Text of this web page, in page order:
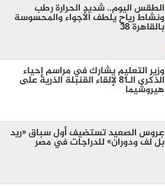
الطقس اليوم.. شديد الحرارة رطب
ونشاط رياح يلطف الأجواء والمحسوسة
بالقاهرة 38
وزير التعليم يشارك في مراسم إحياء
الذكرى الـ81 لإلقاء القنبلة الذرية على
هيروشيما
عروس الصعيد تستضيف أول سباق «ريد
بُل لف ودوران» للدراجات في مصر